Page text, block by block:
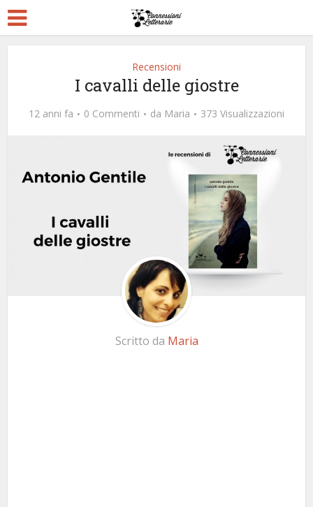
Recensioni
I cavalli delle giostre
12 anni fa 0 Commenti da Maria 373 Visualizzazioni
Scritto da Maria